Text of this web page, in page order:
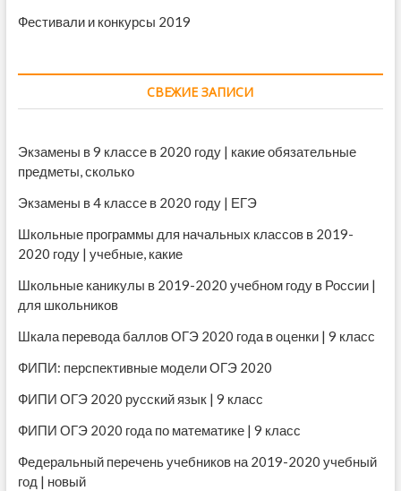
Фестивали и конкурсы 2019
СВЕЖИЕ ЗАПИСИ
Экзамены в 9 классе в 2020 году | какие обязательные
предметы, сколько
Экзамены в 4 классе в 2020 году | ЕГЭ
Школьные программы для начальных классов в 2019-
2020 году | учебные, какие
Школьные каникулы в 2019-2020 учебном году в России |
для школьников
Шкала перевода баллов ОГЭ 2020 года в оценки | 9 класс
ФИПИ: перспективные модели ОГЭ 2020
ФИПИ ОГЭ 2020 русский язык | 9 класс
ФИПИ ОГЭ 2020 года по математике | 9 класс
Федеральный перечень учебников на 2019-2020 учебный
год | новый